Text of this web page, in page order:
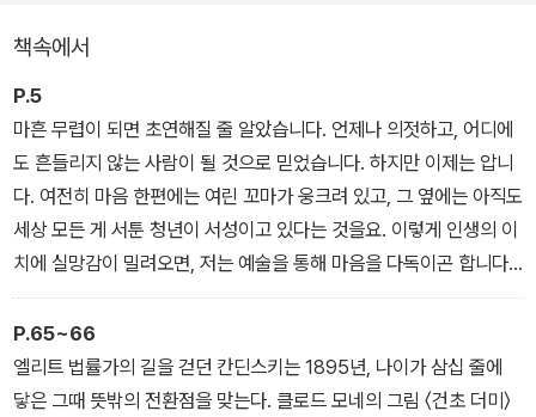
것이다.
책속에서
P.5
마흔 무렵이 되면 초연해질 줄 알았습니다. 언제나 의젓하고, 어디에
도 흔들리지 않는 사람이 될 것으로 믿었습니다. 하지만 이제는 압니
다. 여전히 마음 한편에는 여린 꼬마가 웅크려 있고, 그 옆에는 아직도
세상 모든 게 서툰 청년이 서성이고 있다는 것을요. 이렇게 인생의 이
치에 실망감이 밀려오면, 저는 예술을 통해 마음을 다독이곤 합니다.
10년 넘게 위대한 화가들의 생을 짚어보고, 이들이 빚어낸 그림을 살
펴본 덕일까요. 처음에는 이들의 삶이 마냥 비범해 보이기만 했습니
다. 하지만 알면 알수록, 전혀 특별한 것 없는 제 인생과도 포개지는
지점이 많다는 걸 깨달았습니다. (…) 현실의 괴로움과 고통, 외로움
P.65~66
엘리트 법률가의 길을 걷던 칸딘스키는 1895년, 나이가 삼십 줄에
닿은 그때 뜻밖의 전환점을 맞는다. 클로드 모네의 그림 〈건초 더미〉